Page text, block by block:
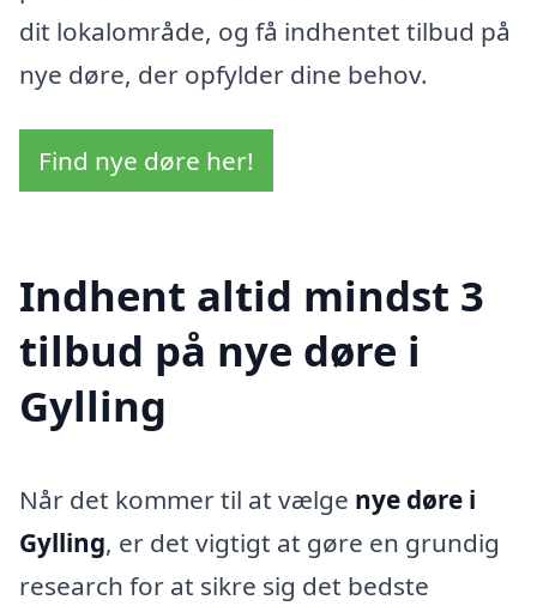
dit lokalområde, og få indhentet tilbud på
nye døre, der opfylder dine behov.
Find nye døre her!
Indhent altid mindst 3
tilbud på nye døre i
Gylling
Når det kommer til at vælge nye døre i
Gylling, er det vigtigt at gøre en grundig
research for at sikre sig det bedste